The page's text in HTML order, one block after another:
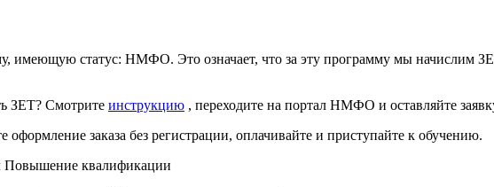
имеющую статус: НМФО. Это означает, что за эту программу мы начислим
ЗЕТ? Смотрите инструкцию , переходите на портал НМФО и оставляйте
заказа без регистрации, оплачивайте и приступайте к обучению.
Повышение квалификации